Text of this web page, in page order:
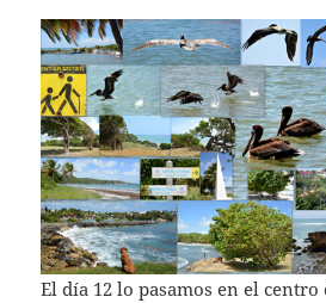
El día 12 lo pasamos en el centro